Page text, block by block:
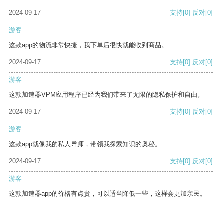
2024-09-17 支持[0] 反对[0]
游客
这款app的物流非常快捷，我下单后很快就能收到商品。
2024-09-17 支持[0] 反对[0]
游客
这款加速器VPM应用程序已经为我们带来了无限的隐私保护和自由。
2024-09-17 支持[0] 反对[0]
游客
这款app就像我的私人导师，带领我探索知识的奥秘。
2024-09-17 支持[0] 反对[0]
游客
这款加速器app的价格有点贵，可以适当降低一些，这样会更加亲民。